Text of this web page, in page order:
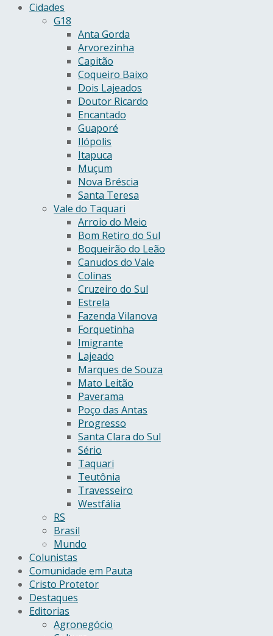
Cidades
G18
Anta Gorda
Arvorezinha
Capitão
Coqueiro Baixo
Dois Lajeados
Doutor Ricardo
Encantado
Guaporé
Ilópolis
Itapuca
Muçum
Nova Bréscia
Santa Teresa
Vale do Taquari
Arroio do Meio
Bom Retiro do Sul
Boqueirão do Leão
Canudos do Vale
Colinas
Cruzeiro do Sul
Estrela
Fazenda Vilanova
Forquetinha
Imigrante
Lajeado
Marques de Souza
Mato Leitão
Paverama
Poço das Antas
Progresso
Santa Clara do Sul
Sério
Taquari
Teutônia
Travesseiro
Westfália
RS
Brasil
Mundo
Colunistas
Comunidade em Pauta
Cristo Protetor
Destaques
Editorias
Agronegócio